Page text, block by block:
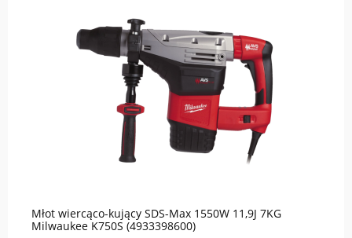
Młot wiercąco-kujący SDS-Max 1550W 11,9J 7KG
Milwaukee K750S (4933398600)
do koszyka